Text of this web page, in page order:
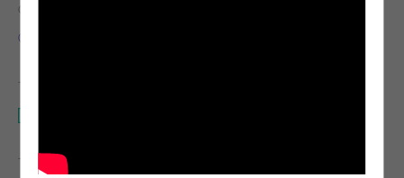
GIÁO VIÊN
Gabriel của Niedra
THIẾT BỊ CẦN THIẾT
TÌM LỚP HỌC TƯƠNG TỰ CHO